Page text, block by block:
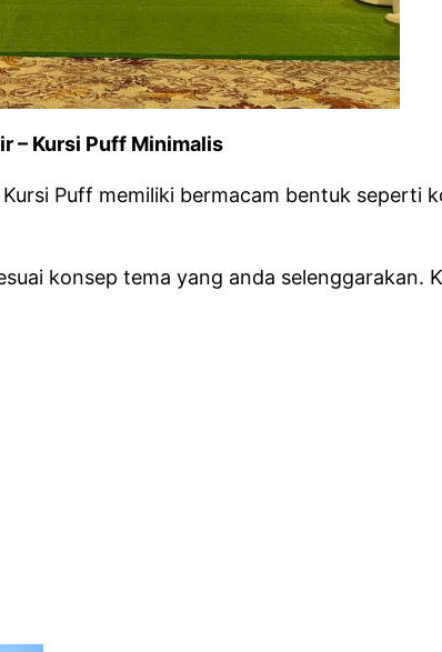
– Kursi Puff Minimalis
Puff memiliki bermacam bentuk seperti
konsep tema yang anda selenggarakan.